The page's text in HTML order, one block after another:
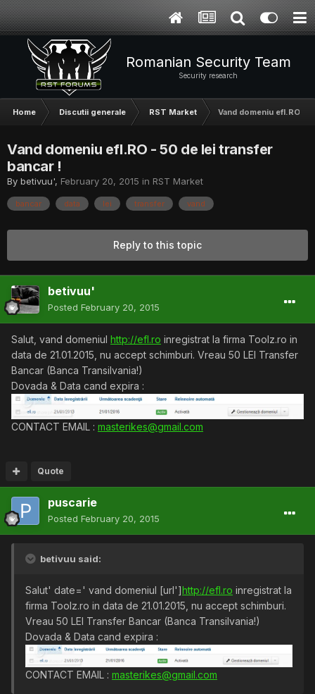
Romanian Security Team
Security research
Home Discutii generale RST Market Vand domeniu efl.RO -
Vand domeniu efl.RO - 50 de lei transfer
bancar !
By betivuu', February 20, 2015 in RST Market
bancar data lei transfer vand
Reply to this topic
betivuu'
Posted February 20, 2015
Salut, vand domeniul http://efl.ro inregistrat la firma Toolz.ro in
data de 21.01.2015, nu accept schimburi. Vreau 50 LEI Transfer
Bancar (Banca Transilvania!)
Dovada & Data cand expira :
CONTACT EMAIL : masterikes@gmail.com
Quote
puscarie
Posted February 20, 2015
betivuu said:
Salut' date=' vand domeniul [url']http://efl.ro inregistrat la
firma Toolz.ro in data de 21.01.2015, nu accept schimburi.
Vreau 50 LEI Transfer Bancar (Banca Transilvania!)
Dovada & Data cand expira :
CONTACT EMAIL : masterikes@gmail.com